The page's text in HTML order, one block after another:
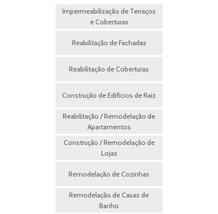
Impermeabilização de Terraços
e Coberturas
Reabilitação de Fachadas
Reabilitação de Coberturas
Construção de Edifícios de Raiz
Reabilitação / Remodelação de
Apartamentos
Construção / Remodelação de
Lojas
Remodelação de Cozinhas
Remodelação de Casas de
Banho